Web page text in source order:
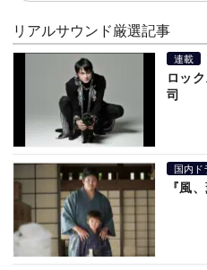
リアルサウンド厳選記事
連載
ロッ
司
国内ド
『風